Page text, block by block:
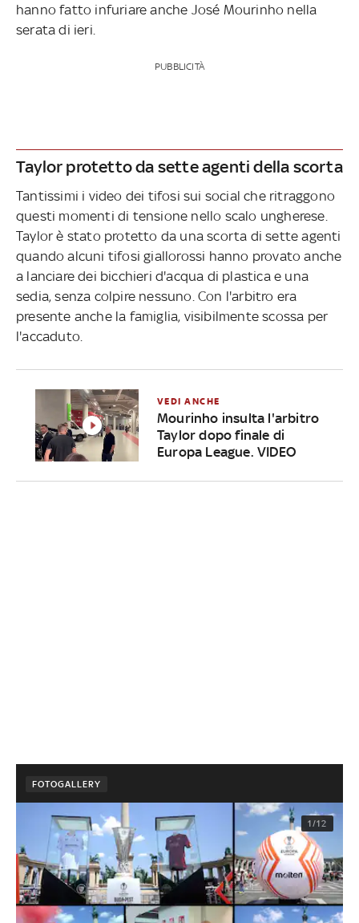
hanno fatto infuriare anche José Mourinho nella
serata di ieri.
PUBBLICITÀ
Taylor protetto da sette agenti della scorta
Tantissimi i video dei tifosi sui social che ritraggono
questi momenti di tensione nello scalo ungherese.
Taylor è stato protetto da una scorta di sette agenti
quando alcuni tifosi giallorossi hanno provato anche
a lanciare dei bicchieri d'acqua di plastica e una
sedia, senza colpire nessuno. Con l'arbitro era
presente anche la famiglia, visibilmente scossa per
l'accaduto.
VEDI ANCHE
Mourinho insulta l'arbitro
Taylor dopo finale di
Europa League. VIDEO
FOTOGALLERY
1/12